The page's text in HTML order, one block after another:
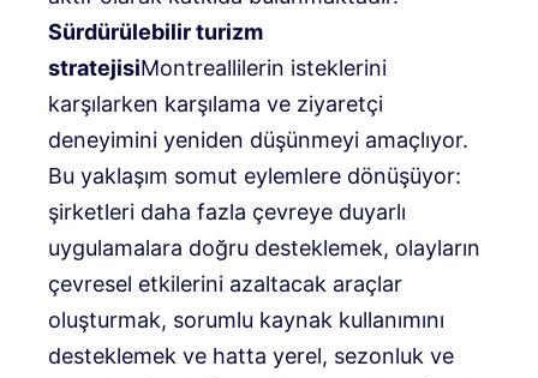
Sürdürülebilir turizm
stratejisiMontreallilerin isteklerini
karşılarken karşılama ve ziyaretçi
deneyimini yeniden düşünmeyi amaçlıyor.
Bu yaklaşım somut eylemlere dönüşüyor:
şirketleri daha fazla çevreye duyarlı
uygulamalara doğru desteklemek, olayların
çevresel etkilerini azaltacak araçlar
oluşturmak, sorumlu kaynak kullanımını
desteklemek ve hatta yerel, sezonluk ve